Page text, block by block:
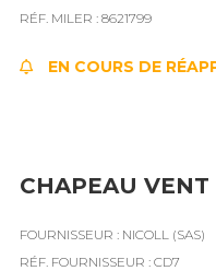
RÉF. MILER : 8621799
EN COURS DE
CHAPEAU
FOURNISSEUR : NICOLL (SAS)
RÉF. FOURNISSEUR : CD7